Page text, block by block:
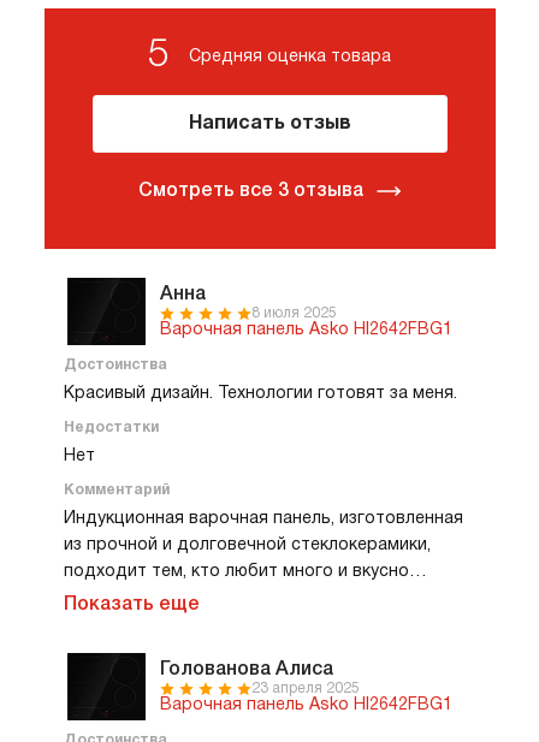
Анна
8 июля 2025
Варочная панель Asko HI2642FBG1
Достоинства
Красивый дизайн. Технологии готовят за меня.
Недостатки
Нет
Комментарий
Индукционная варочная панель, изготовленная
из прочной и долговечной стеклокерамики,
подходит тем, кто любит много и вкусно
готовить, как я. Высокотехнологичная и
конфорки, две из них круглые, две квадратные,
это дизайнерское решение смотрится
интересно. А сенсором легко управлять одним
касанием, переключая режимы и функции.
Показать еще
Голованова Алиса
23 апреля 2025
Варочная панель Asko HI2642FBG1
5 Средняя оценка товара
Написать отзыв
Смотреть все 3 отзыва